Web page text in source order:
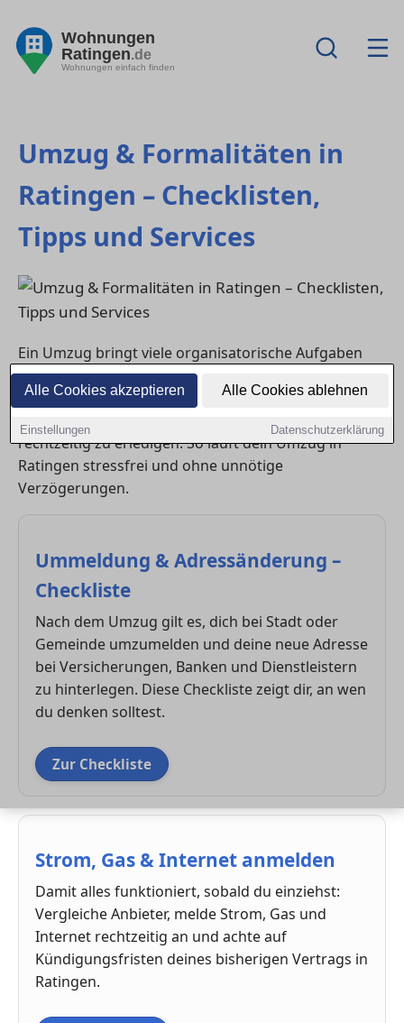
Alle Cookies akzeptieren Alle Cookies ablehnen
Einstellungen Datenschutzerklärung
Wohnungen
Ratingen.de
Wohnungen einfach finden
Umzug & Formalitäten in
Ratingen – Checklisten,
Tipps und Services
Ein Umzug bringt viele organisatorische Aufgaben
mit sich – von der Adressänderung bis zur
Anmeldung neuer Verträge. Dieser Ratgeber hilft dir,
den Überblick zu behalten und alle wichtigen Schritte
rechtzeitig zu erledigen. So läuft dein Umzug in
Ratingen stressfrei und ohne unnötige
Verzögerungen.
Ummeldung & Adressänderung –
Checkliste
Nach dem Umzug gilt es, dich bei Stadt oder
Gemeinde umzumelden und deine neue Adresse
bei Versicherungen, Banken und Dienstleistern
zu hinterlegen. Diese Checkliste zeigt dir, an wen
du denken solltest.
Zur Checkliste
Strom, Gas & Internet anmelden
Damit alles funktioniert, sobald du einziehst:
Vergleiche Anbieter, melde Strom, Gas und
Internet rechtzeitig an und achte auf
Kündigungsfristen deines bisherigen Vertrags in
Ratingen.